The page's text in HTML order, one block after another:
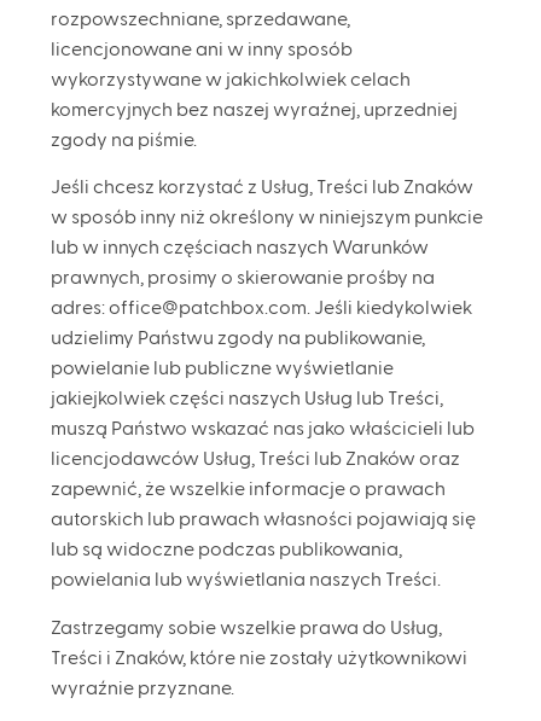
rozpowszechniane, sprzedawane,
licencjonowane ani w inny sposób
wykorzystywane w jakichkolwiek celach
komercyjnych bez naszej wyraźnej, uprzedniej
zgody na piśmie.
Jeśli chcesz korzystać z Usług, Treści lub Znaków
w sposób inny niż określony w niniejszym punkcie
lub w innych częściach naszych Warunków
prawnych, prosimy o skierowanie prośby na
adres: office@patchbox.com. Jeśli kiedykolwiek
udzielimy Państwu zgody na publikowanie,
powielanie lub publiczne wyświetlanie
jakiejkolwiek części naszych Usług lub Treści,
muszą Państwo wskazać nas jako właścicieli lub
licencjodawców Usług, Treści lub Znaków oraz
zapewnić, że wszelkie informacje o prawach
autorskich lub prawach własności pojawiają się
lub są widoczne podczas publikowania,
powielania lub wyświetlania naszych Treści.
Zastrzegamy sobie wszelkie prawa do Usług,
Treści i Znaków, które nie zostały użytkownikowi
wyraźnie przyznane.